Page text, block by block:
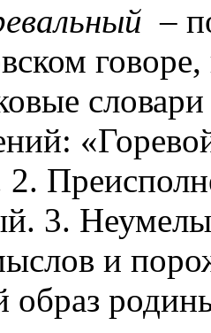
–
2.
3.
и
образ